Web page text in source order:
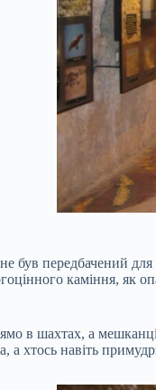
був передбачений
каміння,
в шахтах, а
а хтось навіть